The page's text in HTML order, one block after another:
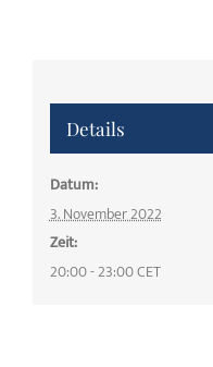
Details
Datum:
3. November 2022
Zeit:
20:00 - 23:00CET